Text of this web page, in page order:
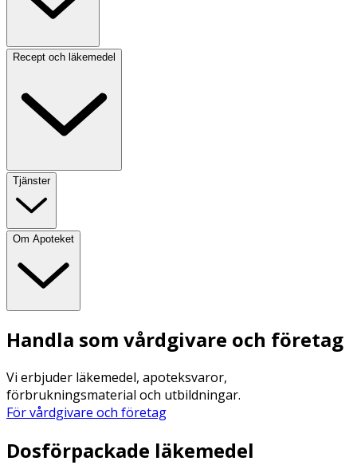
Recept och läkemedel
Tjänster
Om Apoteket
Handla som vårdgivare och företag
Vi erbjuder läkemedel, apoteksvaror,
förbrukningsmaterial och utbildningar.
För vårdgivare och företag
Dosförpackade läkemedel